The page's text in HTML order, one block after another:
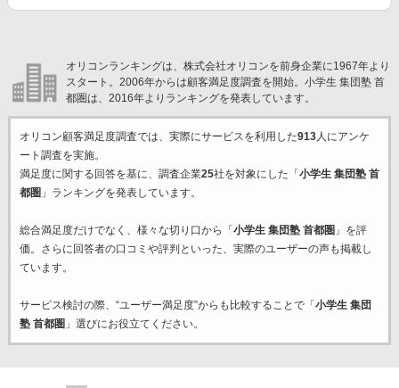
オリコンランキングは、株式会社オリコンを前身企業に1967年より
スタート。2006年からは顧客満足度調査を開始。小学生 集団塾 首
都圏は、2016年よりランキングを発表しています。
オリコン顧客満足度調査では、実際にサービスを利用した913人にアンケ
ート調査を実施。
満足度に関する回答を基に、調査企業25社を対象にした「 小学生 集団塾 首
都圏 」ランキングを発表しています。
総合満足度だけでなく、様々な切り口から「 小学生 集団塾 首都圏 」を評
価。さらに回答者の口コミや評判といった、実際のユーザーの声も掲載し
ています。
サービス検討の際、“ユーザー満足度”からも比較することで「 小学生 集団
塾 首都圏 」選びにお役立てください。